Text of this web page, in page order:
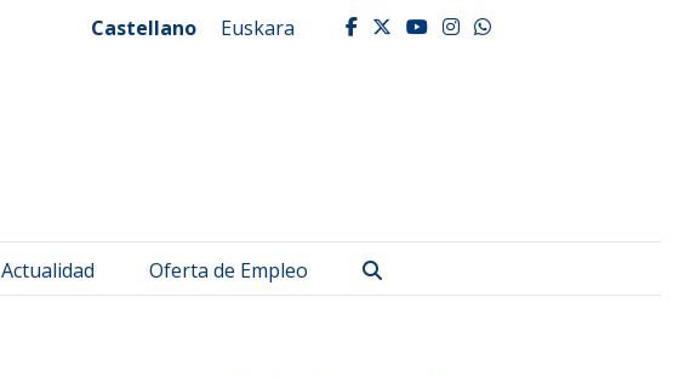
Castellano Euskara facebook
twitter
youtube
instagram
whatsapp
Actualidad Oferta de Empleo